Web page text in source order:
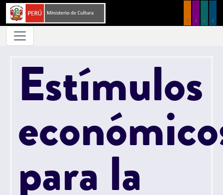
Pasar al contenido principal
Estímulos
para la